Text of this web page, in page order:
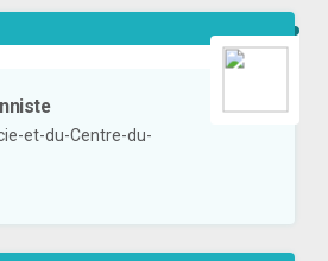
et-du-Centre-du-